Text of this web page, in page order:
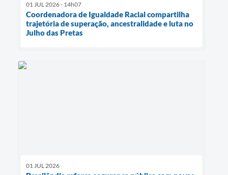
01 JUL 2026 - 14h07
Coordenadora de Igualdade Racial compartilha
trajetória de superação, ancestralidade e luta no
Julho das Pretas
01 JUL 2026